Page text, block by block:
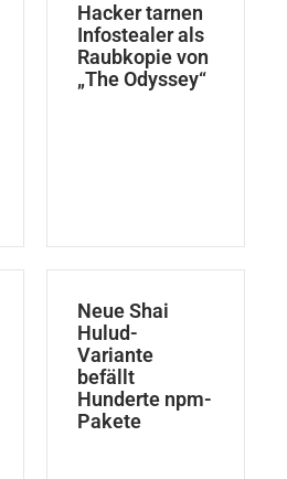
Hacker tarnen
Infostealer als
Raubkopie von
„The Odyssey“
Neue Shai
Hulud-
Variante
befällt
Hunderte npm-
Pakete